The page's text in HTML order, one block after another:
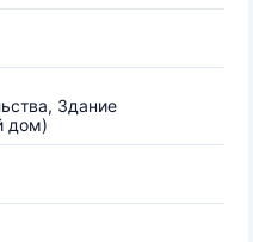
Здание
дом)